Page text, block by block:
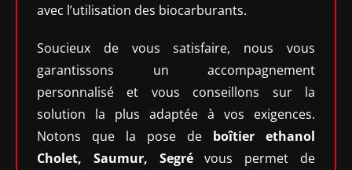
avec l’utilisation des biocarburants.
Soucieux de vous satisfaire, nous vous
garantissons un accompagnement
personnalisé et vous conseillons sur la
solution la plus adaptée à vos exigences.
Notons que la pose de boîtier ethanol
Cholet, Saumur, Segrévous permet de